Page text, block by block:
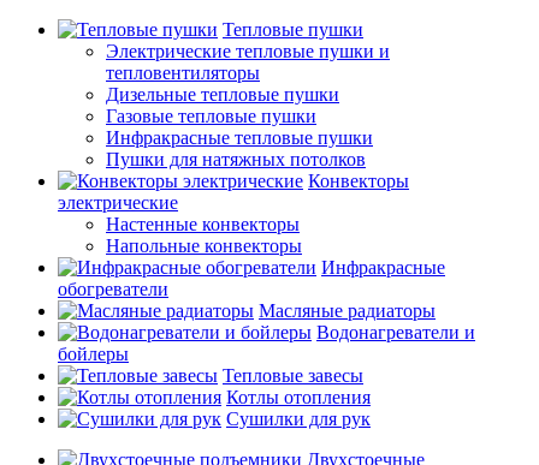
Тепловые пушки
Электрические тепловые пушки и
тепловентиляторы
Дизельные тепловые пушки
Газовые тепловые пушки
Инфракрасные тепловые пушки
Пушки для натяжных потолков
Конвекторы
электрические
Настенные конвекторы
Напольные конвекторы
Инфракрасные
обогреватели
Масляные радиаторы
Водонагреватели и
бойлеры
Тепловые завесы
Котлы отопления
Сушилки для рук
Двухстоечные